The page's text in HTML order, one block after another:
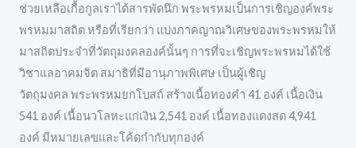
ช่วยเหลือเกื้อกูลเราได้สารพัดนึก พระพรหมเป็นการเชิญองค์พระ
พรหมมาสถิต หรือที่เรียกว่า แบ่งภาคญาณวิเศษของพระพรหมให้
มาสถิตประจำที่วัตถุมงคลองค์นั้นๆ การที่จะเชิญพระพรหมได้ใช้
วิชาแลอาคมจิต สมาธิที่มีอานุภาพพิเศษ เป็นผู้เชิญ
วัตถุมงคล พระพรหมยกโบสถ์ สร้างเนื้อทองคำ 41 องค์ เนื้อเงิน
541 องค์ เนื้อนวโลหะแก่เงิน 2,541 องค์ เนื้อทองแดงสด 4,941
องค์ มีหมายเลขและโค้ดกำกับทุกองค์